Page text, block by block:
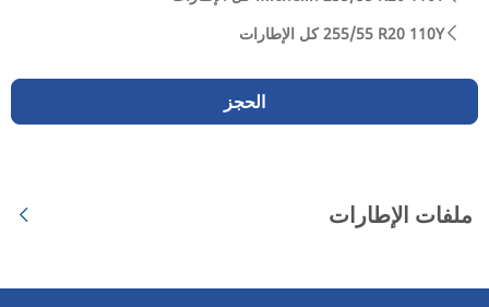
كل الإطارات‎ 255/55 R20 110Y
الحجز
ملفات الإطارات